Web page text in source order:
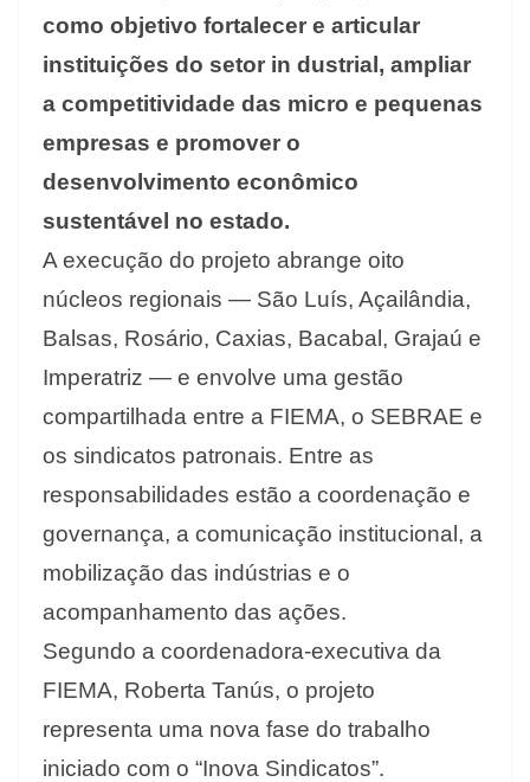
como objetivo fortalecer e articular
instituições do setor in dustrial, ampliar
a competitividade das micro e pequenas
empresas e promover o
desenvolvimento econômico
sustentável no estado.
A execução do projeto abrange oito
núcleos regionais — São Luís, Açailândia,
Balsas, Rosário, Caxias, Bacabal, Grajaú e
Imperatriz — e envolve uma gestão
compartilhada entre a FIEMA, o SEBRAE e
os sindicatos patronais. Entre as
responsabilidades estão a coordenação e
governança, a comunicação institucional, a
mobilização das indústrias e o
acompanhamento das ações.
Segundo a coordenadora-executiva da
FIEMA, Roberta Tanús, o projeto
representa uma nova fase do trabalho
iniciado com o “Inova Sindicatos”.